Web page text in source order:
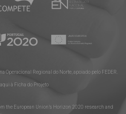
Operacional Regional do Norte, apoiado pelo FEDER.
à Ficha do Projeto
the European Union’s Horizon 2020 research and